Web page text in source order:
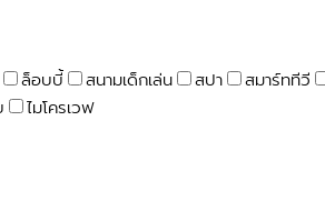
ล็อบบี้ สนามเด็กเล่น สปา สมาร์ททีวี
ไมโครเวฟ